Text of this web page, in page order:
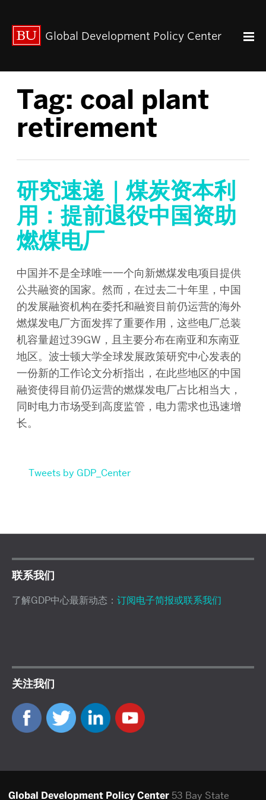
关于我们
联系我们
Paul Streeten 讲座
中心架构
数据资源
全球经济治理
中心团队
中心领导
研究团队
Global Development Policy Center
Tag: coal plant
retirement
研究速递｜煤炭资本利
用：提前退役中国资助
燃煤电厂
中国并不是全球唯一一个向新燃煤发电项目提供
公共融资的国家。然而，在过去二十年里，中国
的发展融资机构在委托和融资目前仍运营的海外
燃煤发电厂方面发挥了重要作用，这些电厂总装
机容量超过39GW，且主要分布在南亚和东南亚
地区。波士顿大学全球发展政策研究中心发表的
一份新的工作论文分析指出，在此些地区的中国
融资使得目前仍运营的燃煤发电厂占比相当大，
同时电力市场受到高度监管，电力需求也迅速增
长。
Tweets by GDP_Center
联系我们
了解GDP中心最新动态： 订阅电子简报或联系我们
关注我们
Global Development Policy Center 53 Bay State